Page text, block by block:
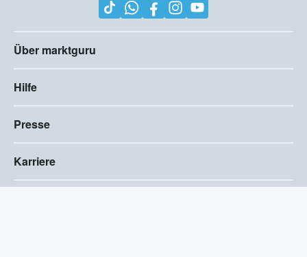
Über marktguru
Hilfe
Presse
Karriere